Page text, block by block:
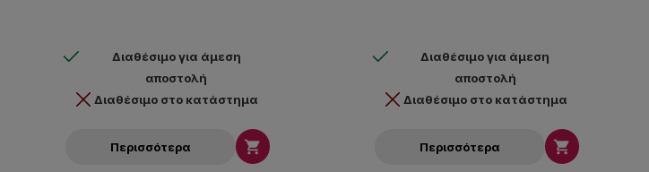
Διαθέσιμο για άμεση
αποστολή
Διαθέσιμο στο κατάστημα
Περισσότερα 
Διαθέσιμο για άμεση
αποστολή
Διαθέσιμο στο κατάστημα
Περισσότερα 